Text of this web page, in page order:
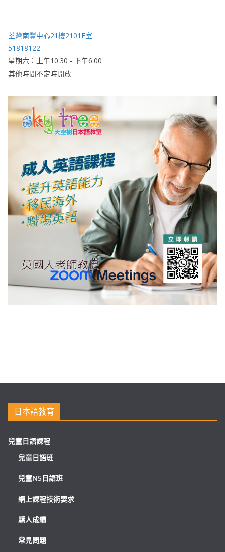
荃灣南豐中心21樓2101E室
51818122
星期六：上午10:30 - 下午6:00
其他時間不定時開放
日本語教育
兒童日語課程
兒童日語班
兒童N5日語班
網上課程技術要求
驕人成績
常見問題